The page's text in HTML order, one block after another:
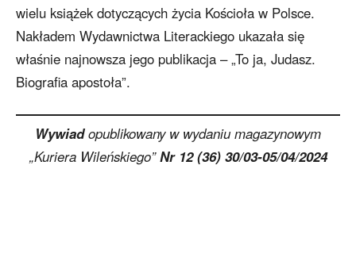
wielu książek dotyczących życia Kościoła w Polsce.
Nakładem Wydawnictwa Literackiego ukazała się
właśnie najnowsza jego publikacja – „To ja, Judasz.
Biografia apostoła”.
Wywiadopublikowany w wydaniu magazynowym
„Kuriera Wileńskiego”Nr 12 (36) 30/03-05/04/2024